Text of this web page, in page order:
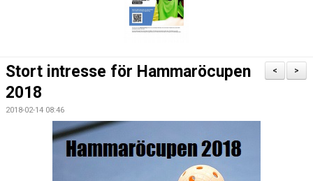
MATCHER
>
<
Stort intresse för Hammaröcupen
2018
2018-02-14 08:46